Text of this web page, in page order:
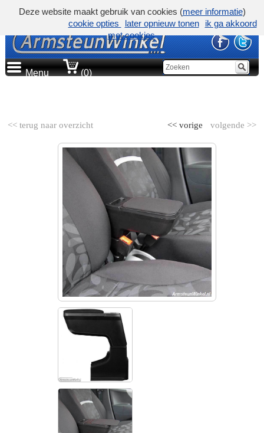
Menu (0)
<< terug naar overzicht volgende >>
<< vorige
Deze website maakt gebruik van cookies (meer informatie)
cookie opties
later opnieuw tonen
ik ga akkoord
met cookies